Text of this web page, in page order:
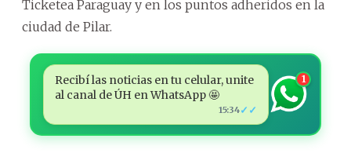
Ticketea Paraguay y en los puntos adheridos en la
ciudad de Pilar.
Recibí las noticias en tu celular, unite
al canal de ÚH en WhatsApp 🤩
15:34✓✓
1